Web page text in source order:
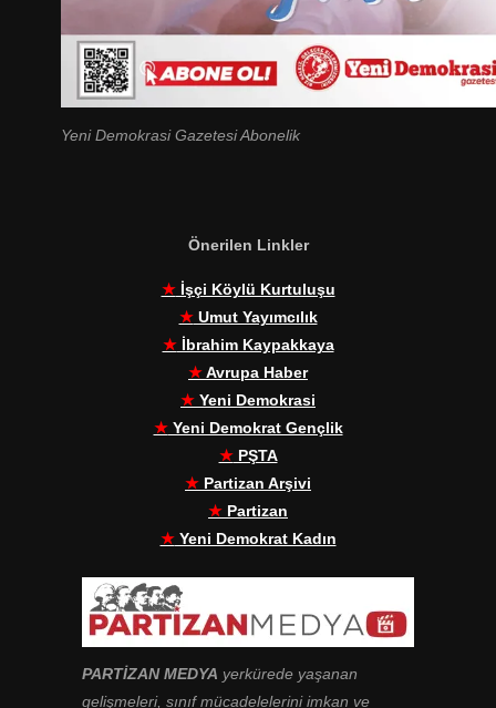
Yeni Demokrasi Gazetesi Abonelik
Önerilen Linkler
★İşçi Köylü Kurtuluşu
★Umut Yayımcılık
★İbrahim Kaypakkaya
★Avrupa Haber
★ Yeni Demokrasi
★Yeni Demokrat Gençlik
★PŞTA
★ Partizan Arşivi
★ Partizan
★Yeni Demokrat Kadın
PARTİZAN MEDYA yerkürede yaşanan
gelişmeleri, sınıf mücadelelerini imkan ve